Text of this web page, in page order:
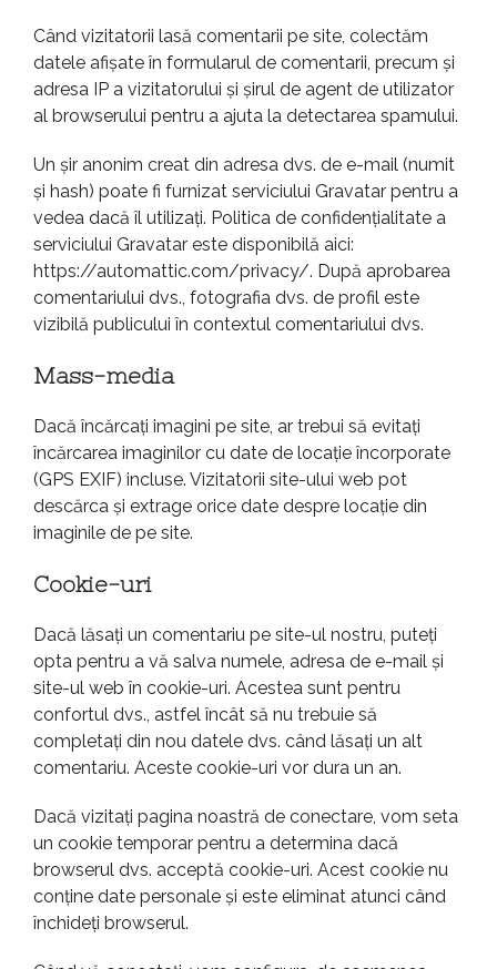
Când vizitatorii lasă comentarii pe site, colectăm
datele afișate în formularul de comentarii, precum și
adresa IP a vizitatorului și șirul de agent de utilizator
al browserului pentru a ajuta la detectarea spamului.
Un șir anonim creat din adresa dvs. de e-mail (numit
și hash) poate fi furnizat serviciului Gravatar pentru a
vedea dacă îl utilizați. Politica de confidențialitate a
serviciului Gravatar este disponibilă aici:
https://automattic.com/privacy/. După aprobarea
comentariului dvs., fotografia dvs. de profil este
vizibilă publicului în contextul comentariului dvs.
Mass-media
Dacă încărcați imagini pe site, ar trebui să evitați
încărcarea imaginilor cu date de locație încorporate
(GPS EXIF) incluse. Vizitatorii site-ului web pot
descărca și extrage orice date despre locație din
imaginile de pe site.
Cookie-uri
Dacă lăsați un comentariu pe site-ul nostru, puteți
opta pentru a vă salva numele, adresa de e-mail și
site-ul web în cookie-uri. Acestea sunt pentru
confortul dvs., astfel încât să nu trebuie să
completați din nou datele dvs. când lăsați un alt
comentariu. Aceste cookie-uri vor dura un an.
Dacă vizitați pagina noastră de conectare, vom seta
un cookie temporar pentru a determina dacă
browserul dvs. acceptă cookie-uri. Acest cookie nu
conține date personale și este eliminat atunci când
închideți browserul.